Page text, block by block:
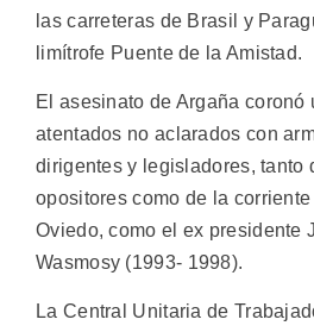
las carreteras de Brasil y
limítrofe Puente de la Amistad.
El asesinato de Argaña coronó
atentados no aclarados con
dirigentes y legisladores, tanto
opositores como de la
Oviedo, como el ex presidente
Wasmosy (1993- 1998).
La Central Unitaria de